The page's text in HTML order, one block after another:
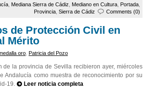
Mediana Sierra de Cádiz Mediano en Cultura Portada
Provincia Sierra de Cádiz Comments (0)
de Protección Civil en
Mérito
oro Patricia del Pozo
de la provincia de Sevilla recibieron ayer, miércoles
como muestra de reconocimiento por su
19.
Leer noticia completa